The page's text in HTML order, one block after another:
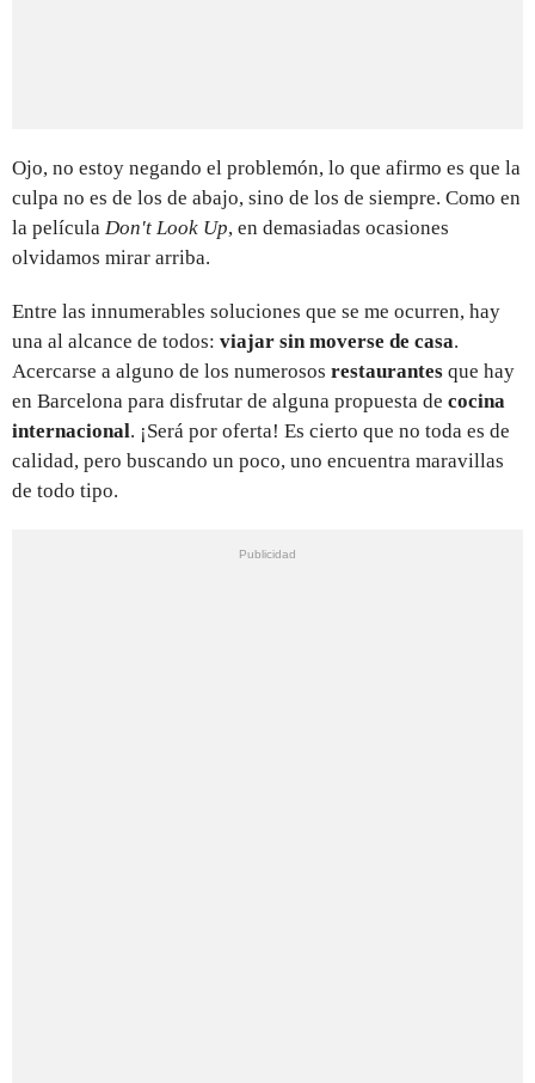
Ojo, no estoy negando el problemón, lo que afirmo es que la
culpa no es de los de abajo, sino de los de siempre. Como en
la película Don't Look Up, en demasiadas ocasiones
olvidamos mirar arriba.
Entre las innumerables soluciones que se me ocurren, hay
una al alcance de todos: viajar sin moverse de casa.
Acercarse a alguno de los numerosos restaurantes que hay
en Barcelona para disfrutar de alguna propuesta de cocina
internacional. ¡Será por oferta! Es cierto que no toda es de
calidad, pero buscando un poco, uno encuentra maravillas
de todo tipo.